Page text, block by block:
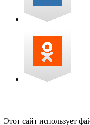
Этот сайт использует